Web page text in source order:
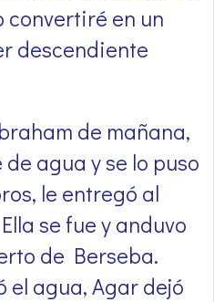
convertiré en un
descendiente
de mañana,
agua y se lo puso
le entregó al
se fue y anduvo
de Berseba.
el agua, Agar dejó